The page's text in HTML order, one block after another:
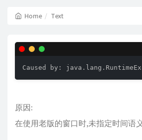
Home Text
Caused by:
原因:
在使用老版的窗口时,未指定时间语